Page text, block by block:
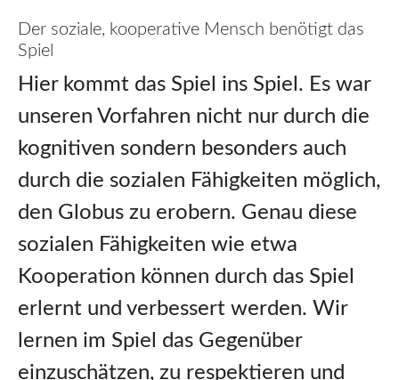
Der soziale, kooperative Mensch benötigt das
Spiel
Hier kommt das Spiel ins Spiel. Es war
unseren Vorfahren nicht nur durch die
kognitiven sondern besonders auch
durch die sozialen Fähigkeiten möglich,
den Globus zu erobern. Genau diese
sozialen Fähigkeiten wie etwa
Kooperation können durch das Spiel
erlernt und verbessert werden. Wir
lernen im Spiel das Gegenüber
einzuschätzen, zu respektieren und